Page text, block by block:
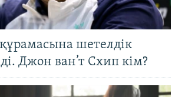
шетелдік
Джон ван’т Схип кім?